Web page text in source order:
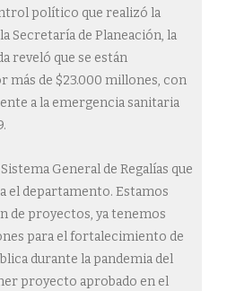
político que realizó la
Secretaría de Planeación, la
reveló que se están
de $23.000 millones, con
a la emergencia sanitaria
General de Regalías que
el departamento. Estamos
de proyectos, ya tenemos
para el fortalecimiento de
durante la pandemia del
proyecto aprobado en el